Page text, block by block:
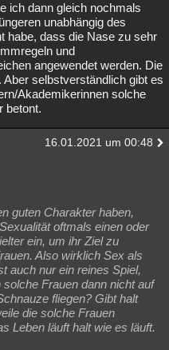
ich dann gleich nochmals
unabhängig des
habe, dass die Nase zu sehr
und
angewendet werden. Die
selbstverständlich gibt es
Akademikerinnen solche
betont.
16.01.2021 um 00:48
guten Charakter haben,
oftmals einen oder
ein, um ihr Ziel zu
Also wirklich Sex als
auch nur ein reines Spiel,
Frauen dann nicht auf
fliegen? Gibt halt
die solche Frauen
Leben läuft halt wie es läuft.